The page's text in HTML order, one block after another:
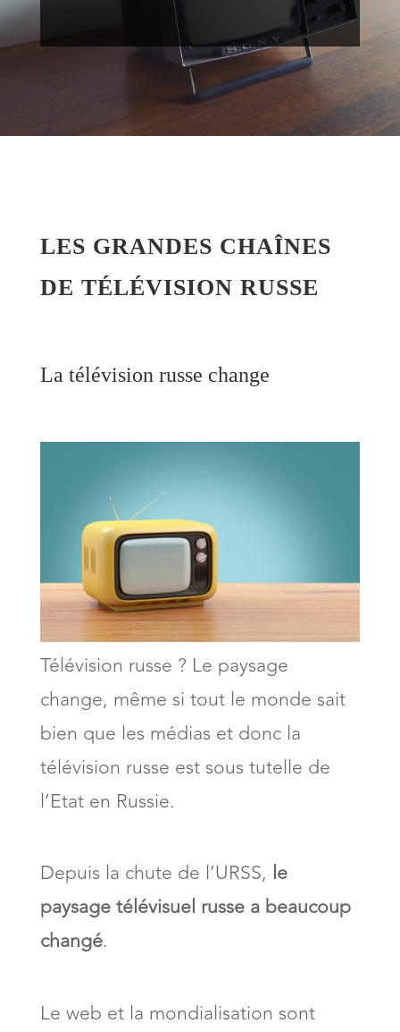
LES GRANDES CHAÎNES
DE TÉLÉVISION RUSSE
La télévision russe change
Télévision russe ? Le paysage
change, même si tout le monde sait
bien que les médias et donc la
télévision russe est sous tutelle de
l’Etat en Russie.
Depuis la chute de l’URSS, le
paysage télévisuel russe a beaucoup
changé.
Le web et la mondialisation sont